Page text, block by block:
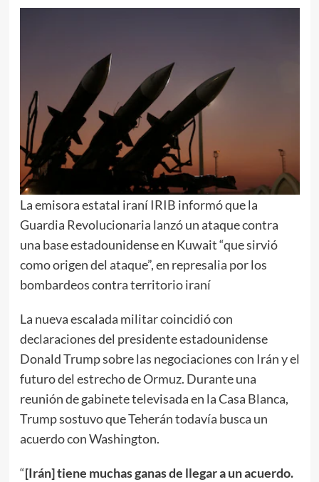
La emisora estatal iraní IRIB informó que la
Guardia Revolucionaria lanzó un ataque contra
una base estadounidense en Kuwait “que sirvió
como origen del ataque”, en represalia por los
bombardeos contra territorio iraní
La nueva escalada militar coincidió con
declaraciones del presidente estadounidense
Donald Trump sobre las negociaciones con Irán y el
futuro del estrecho de Ormuz. Durante una
reunión de gabinete televisada en la Casa Blanca,
Trump sostuvo que Teherán todavía busca un
acuerdo con Washington.
“[Irán] tiene muchas ganas de llegar a un acuerdo.